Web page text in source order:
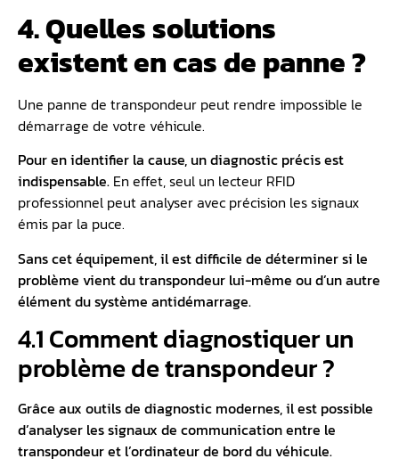
4. Quelles solutions
existent en cas de panne ?
Une panne de transpondeur peut rendre impossible le
démarrage de votre véhicule.
Pour en identifier la cause, undiagnostic précis est
indispensable. En effet, seul un lecteur RFID
professionnel peut analyser avec précision les signaux
émis par la puce.
Sans cet équipement, il est difficile de déterminer si le
problème vient du transpondeur lui-même ou d’un autre
élément du système antidémarrage.
4.1 Comment diagnostiquer un
problème de transpondeur ?
Grâce aux outils de diagnostic modernes, il est possible
d’analyser les signaux de communication entre le
transpondeur et l’ordinateur de bord du véhicule.